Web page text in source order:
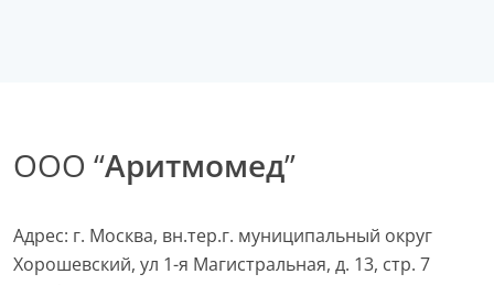
ООО “Аритмомед”
Адрес: г. Москва, вн.тер.г. муниципальный округ
Хорошевский, ул 1-я Магистральная, д. 13, стр. 7